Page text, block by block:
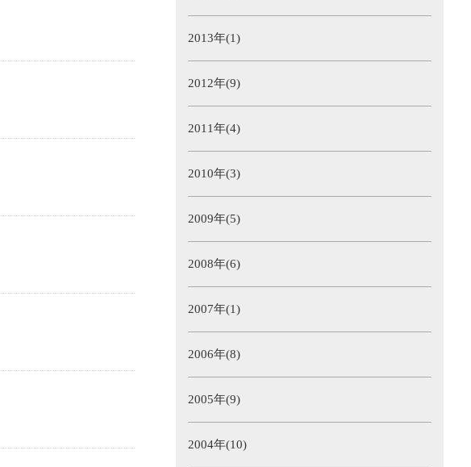
2013年(1)
2012年(9)
2011年(4)
2010年(3)
2009年(5)
2008年(6)
2007年(1)
2006年(8)
2005年(9)
2004年(10)